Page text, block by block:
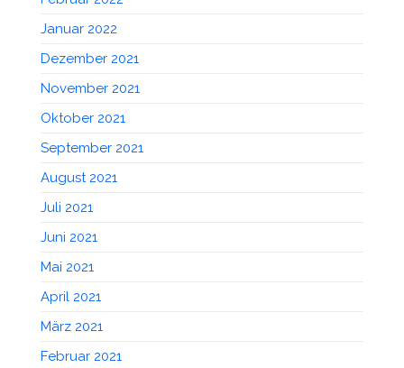
Januar 2022
Dezember 2021
November 2021
Oktober 2021
September 2021
August 2021
Juli 2021
Juni 2021
Mai 2021
April 2021
März 2021
Februar 2021